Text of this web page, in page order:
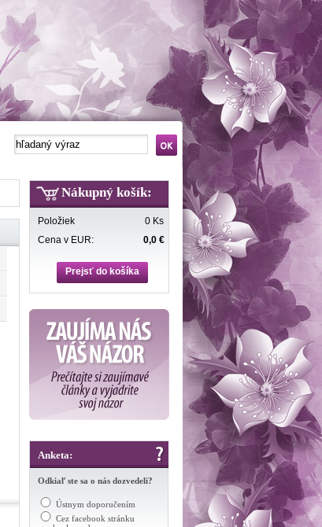
Nákupný košík:
Položiek
0 Ks
Cena v EUR:
0,0 €
Prejsť do košíka
Anketa:
Odkiaľ ste sa o nás dozvedeli?
Ústnym doporučením
Cez facebook stránku